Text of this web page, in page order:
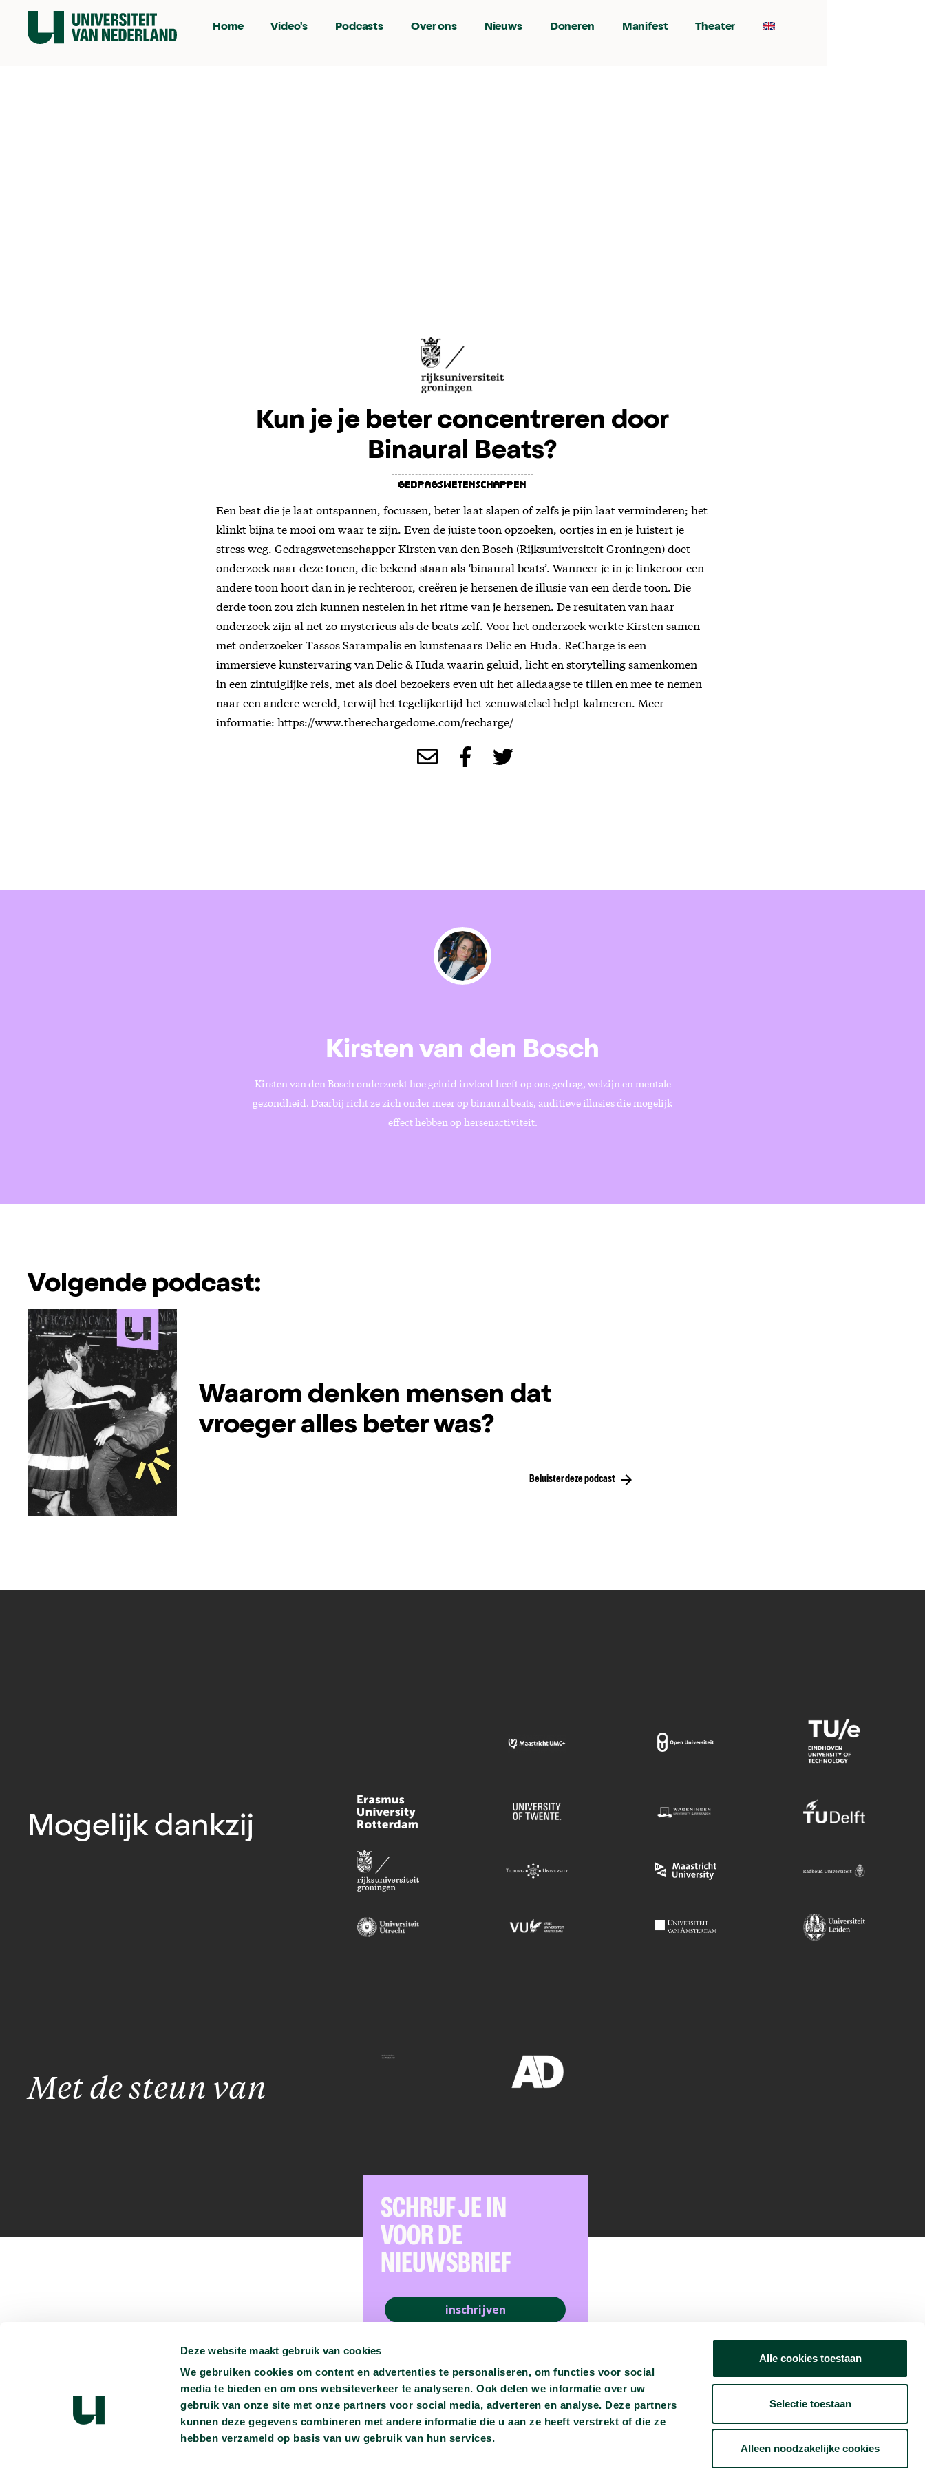
Deze website maakt gebruik van cookies
We gebruiken cookies om content en advertenties te personaliseren, om functies voor social
media te bieden en om ons websiteverkeer te analyseren. Ook delen we informatie over uw
gebruik van onze site met onze partners voor social media, adverteren en analyse. Deze partners
kunnen deze gegevens combineren met andere informatie die u aan ze heeft verstrekt of die ze
hebben verzameld op basis van uw gebruik van hun services.
Alle cookies toestaan
Selectie toestaan
Alleen noodzakelijke cookies
Home Video's Podcasts Over ons Nieuws Doneren Manifest Theater
Kun je je beter concentreren door
Binaural Beats?
gedragswetenschappen
Een beat die je laat ontspannen, focussen, beter laat slapen of zelfs je pijn laat verminderen; het
klinkt bijna te mooi om waar te zijn. Even de juiste toon opzoeken, oortjes in en je luistert je
stress weg. Gedragswetenschapper Kirsten van den Bosch (Rijksuniversiteit Groningen) doet
onderzoek naar deze tonen, die bekend staan als ‘binaural beats’. Wanneer je in je linkeroor een
andere toon hoort dan in je rechteroor, creëren je hersenen de illusie van een derde toon. Die
derde toon zou zich kunnen nestelen in het ritme van je hersenen. De resultaten van haar
onderzoek zijn al net zo mysterieus als de beats zelf. Voor het onderzoek werkte Kirsten samen
met onderzoeker Tassos Sarampalis en kunstenaars Delic en Huda. ReCharge is een
immersieve kunstervaring van Delic & Huda waarin geluid, licht en storytelling samenkomen
in een zintuiglijke reis, met als doel bezoekers even uit het alledaagse te tillen en mee te nemen
naar een andere wereld, terwijl het tegelijkertijd het zenuwstelsel helpt kalmeren. Meer
informatie: https://www.therechargedome.com/recharge/
Kirsten van den Bosch
Kirsten van den Bosch onderzoekt hoe geluid invloed heeft op ons gedrag, welzijn en mentale
gezondheid. Daarbij richt ze zich onder meer op binaural beats, auditieve illusies die mogelijk
effect hebben op hersenactiviteit.
Volgende podcast:
Waarom denken mensen dat
vroeger alles beter was?
Beluister deze podcast arrow_forward
Mogelijk dankzij
Met de steun van
Je kunt ons vinden op:
Ondertiteling Vacatures
Heb je vragen? info@universiteitvannederland.nl
SCHRIJF JE IN
VOOR DE
NIEUWSBRIEF
inschrijven